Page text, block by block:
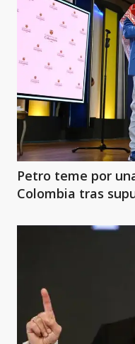
Petro teme por
Colombia tras